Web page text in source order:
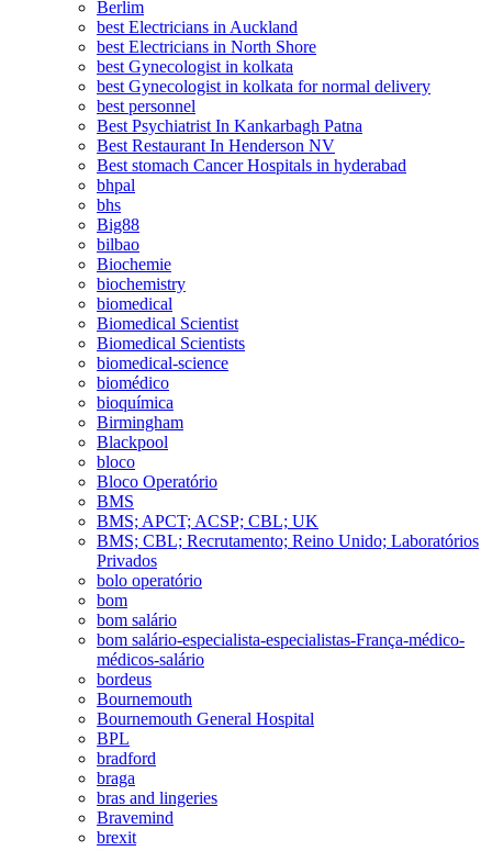
Berlim
best Electricians in Auckland
best Electricians in North Shore
best Gynecologist in kolkata
best Gynecologist in kolkata for normal delivery
best personnel
Best Psychiatrist In Kankarbagh Patna
Best Restaurant In Henderson NV
Best stomach Cancer Hospitals in hyderabad
bhpal
bhs
Big88
bilbao
Biochemie
biochemistry
biomedical
Biomedical Scientist
Biomedical Scientists
biomedical-science
biomédico
bioquímica
Birmingham
Blackpool
bloco
Bloco Operatório
BMS
BMS; APCT; ACSP; CBL; UK
BMS; CBL; Recrutamento; Reino Unido; Laboratórios
Privados
bolo operatório
bom
bom salário
bom salário-especialista-especialistas-França-médico-
médicos-salário
bordeus
Bournemouth
Bournemouth General Hospital
BPL
bradford
braga
bras and lingeries
Bravemind
brexit